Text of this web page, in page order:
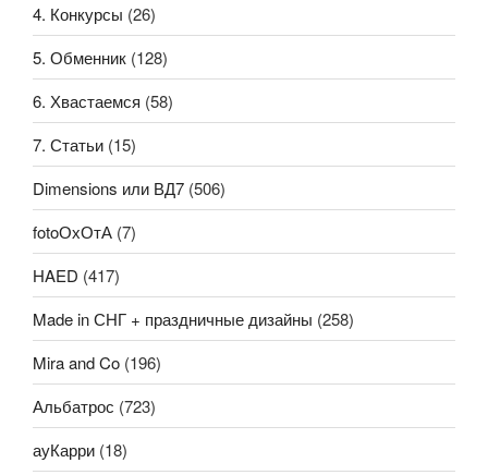
4. Конкурсы (26)
5. Обменник (128)
6. Хвастаемся (58)
7. Статьи (15)
Dimensions или ВД7 (506)
fotoОхОтА (7)
HAED (417)
Made in СНГ + праздничные дизайны (258)
Mira and Co (196)
Альбатрос (723)
ауКарри (18)